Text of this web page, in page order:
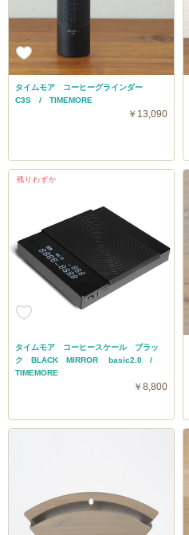
タイムモア コーヒーグラインダー
C3S / TIMEMORE
￥13,090
タイムモア コーヒースケール ブラッ
ク BLACK MIRROR basic2.0 /
TIMEMORE
￥8,800
残りわずか